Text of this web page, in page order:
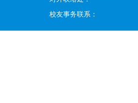
校友事务联系：